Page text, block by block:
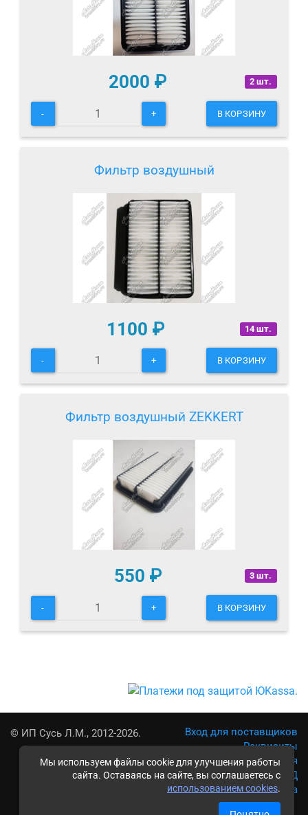
Мы используем файлы cookie для улучшения работы
сайта. Оставаясь на сайте, вы соглашаетесь с
использованием cookies.
2 шт.
2000 ₽
- + В КОРЗИНУ
Фильтр воздушный
14 шт.
1100 ₽
- + В КОРЗИНУ
Фильтр воздушный ZEKKERT
3 шт.
550 ₽
- + В КОРЗИНУ
© ИП Сусь Л.М., 2012-2026.
Вход для поставщиков
Реквизиты
Условия использования
Политика обработки ПД
Карта сайта